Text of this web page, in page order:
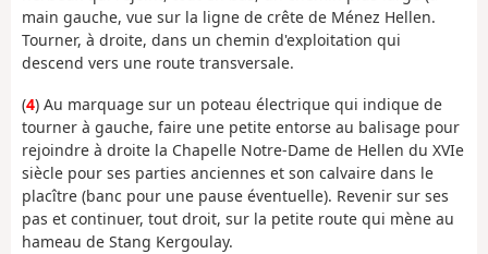
main gauche, vue sur la ligne de crête de Ménez Hellen.
Tourner, à droite, dans un chemin d'exploitation qui
descend vers une route transversale.
(4) Au marquage sur un poteau électrique qui indique de
tourner à gauche, faire une petite entorse au balisage pour
rejoindre à droite la Chapelle Notre-Dame de Hellen du XVIe
siècle pour ses parties anciennes et son calvaire dans le
placître (banc pour une pause éventuelle). Revenir sur ses
pas et continuer, tout droit, sur la petite route qui mène au
hameau de Stang Kergoulay.